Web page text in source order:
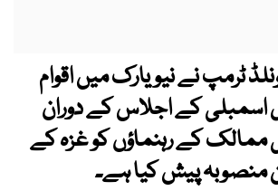
ٹرمپ نے نیویارک میں اقوام
اسمبلی کے اجلاس کے دوران
ممالک کے رہنماؤں کو غزہ کے
منصوبہ پیش کیا ہے۔